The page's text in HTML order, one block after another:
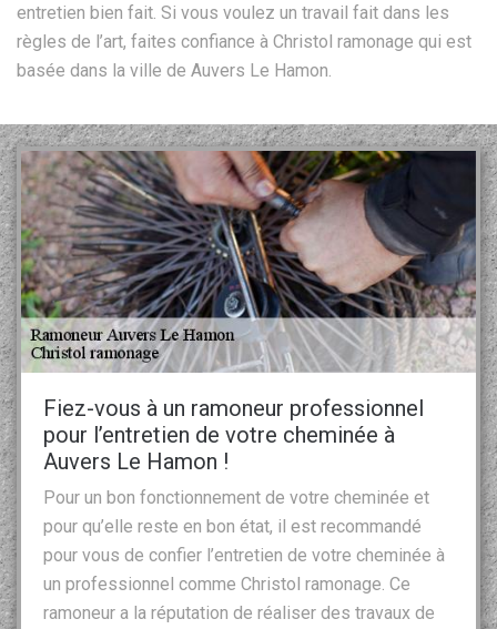
entretien bien fait. Si vous voulez un travail fait dans les
règles de l’art, faites confiance à Christol ramonage qui est
basée dans la ville de Auvers Le Hamon.
Fiez-vous à un ramoneur professionnel
pour l’entretien de votre cheminée à
Auvers Le Hamon !
Pour un bon fonctionnement de votre cheminée et
pour qu’elle reste en bon état, il est recommandé
pour vous de confier l’entretien de votre cheminée à
un professionnel comme Christol ramonage. Ce
ramoneur a la réputation de réaliser des travaux de